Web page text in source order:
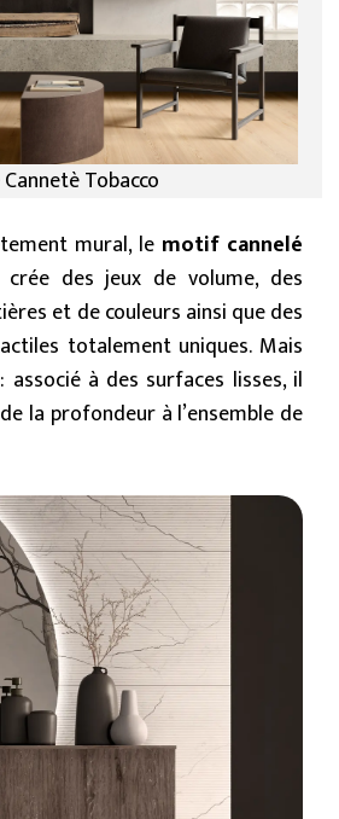
Tobacco
mural, le motif cannelé
crée des jeux de volume, des
et de couleurs ainsi que des
totalement uniques. Mais
associé à des surfaces lisses, il
la profondeur à l’ensemble de